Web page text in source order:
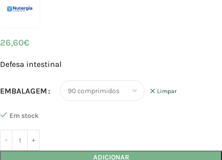
26,60€
Defesa intestinal
EMBALAGEM Limpar
Em stock
ADICIONAR